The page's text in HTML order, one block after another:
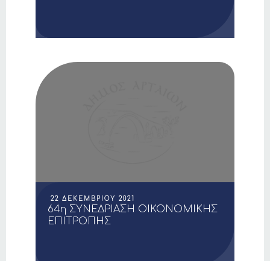
22 ΔΕΚΕΜΒΡΊΟΥ 2021
64η ΣΥΝΕΔΡΙΑΣΗ ΟΙΚΟΝΟΜΙΚΗΣ
ΕΠΙΤΡΟΠΗΣ